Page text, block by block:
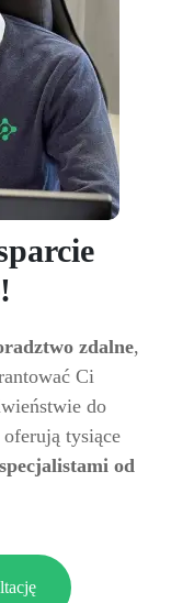
zdalne,
Ci
do
tysiące
specjalistami od